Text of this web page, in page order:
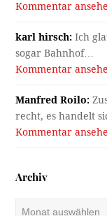
Kommentar
karl hirsch: Ich
sogar Bahnhof…
Kommentar
Manfred Roilo:
recht, es handelt
Kommentar
Archiv
Archiv